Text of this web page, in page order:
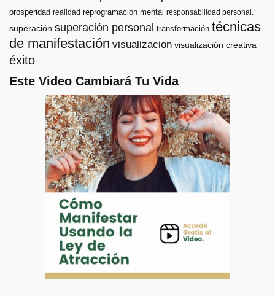
prosperidad realidad reprogramación mental responsabilidad personal.
superación superación personal transformación técnicas
de manifestación visualizacion visualización creativa
éxito
Este Video Cambiará Tu Vida